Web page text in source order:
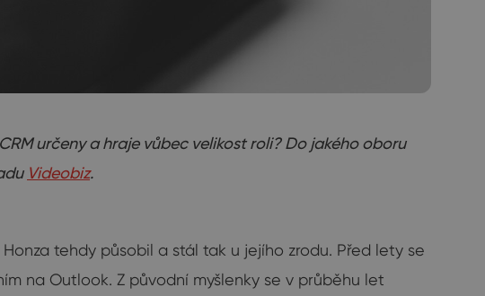
určeny a hraje vůbec velikost roli? Do jakého oboru
Videobiz.
Honza tehdy působil a stál tak u jejího zrodu. Před lety se
na Outlook. Z původní myšlenky se v průběhu let